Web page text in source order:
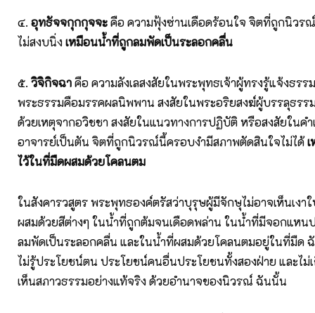
๔. อุทธัจจกุกกุจจะคือ ความฟุ้งซ่านเดือดร้อนใจ จิตที่ถูกนิวร
ไม่สงบนิ่งเหมือนน้ำที่ถูกลมพัดเป็นระลอกคลื่น
๕. วิจิกิจฉาคือ ความลังเลสงสัยในพระพุทธเจ้าผู้ทรงรู้แจ้งธรร
พระธรรมคือมรรคผลนิพพาน สงสัยในพระอริยสงฆ์ผู้บรรลุธรร
ด้วยเหตุจากอวิชชา สงสัยในแนวทางการปฏิบัติ หรือสงสัยในค
อาจารย์เป็นตัน จิตที่ถูกนิวรณ์นี้ครอบงำมีสภาพตัดสินใจไม่ได้
ไว้ในที่มืดผสมด้วยโคลนตม
ในสังคารวสูตร พระพุทธองค์ตรัสว่าบุรุษผู้มีจักษุไม่อาจเห็นเงา
ผสมด้วยสีต่างๆ ในน้ำที่ถูกต้มจนเดือดพล่าน ในน้ำที่มีจอกแหน
ลมพัดเป็นระลอกคลื่น และในน้ำที่ผสมด้วยโคลนตมอยู่ในที่มืด
ไม่รู้ประโยชน์ตน ประโยชน์คนอื่นประโยชนทั้งสองฝ่าย และไ
เห็นสภาวธรรมอย่างแท้จริง ด้วยอำนาจของนิวรณ์ ฉันนั้น